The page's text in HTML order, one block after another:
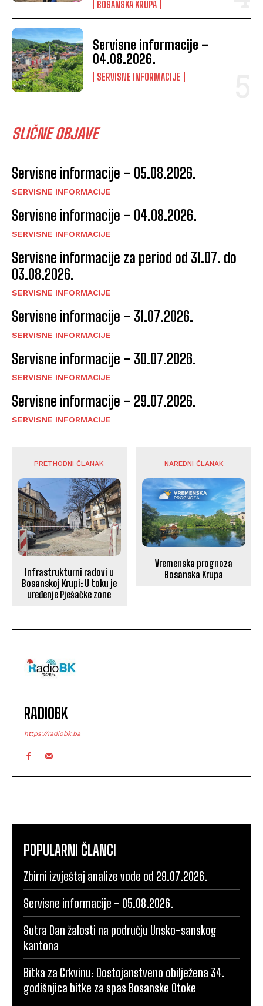
BOSANSKA KRUPA
Servisne informacije –
04.08.2026.
SERVISNE INFORMACIJE
SLIČNE OBJAVE
Servisne informacije – 05.08.2026.
SERVISNE INFORMACIJE
Servisne informacije – 04.08.2026.
SERVISNE INFORMACIJE
Servisne informacije za period od 31.07. do
03.08.2026.
SERVISNE INFORMACIJE
Servisne informacije – 31.07.2026.
SERVISNE INFORMACIJE
Servisne informacije – 30.07.2026.
SERVISNE INFORMACIJE
Servisne informacije – 29.07.2026.
SERVISNE INFORMACIJE
PRETHODNI ČLANAK
Infrastrukturni radovi u
Bosanskoj Krupi: U toku je
uređenje Pješačke zone
NAREDNI ČLANAK
Vremenska prognoza
Bosanska Krupa
RADIOBK
https://radiobk.ba
POPULARNI ČLANCI
Zbirni izvještaj analize vode od 29.07.2026.
Servisne informacije – 05.08.2026.
Sutra Dan žalosti na području Unsko-sanskog
kantona
Bitka za Crkvinu: Dostojanstveno obilježena 34.
godišnjica bitke za spas Bosanske Otoke